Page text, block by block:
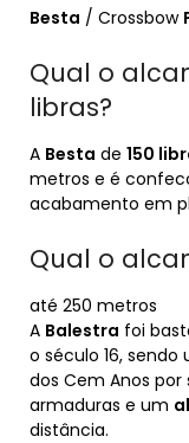
Besta / Crossbow
Qual o
libras?
A Besta de 150
metros e é
acabamento em
Qual o
até 250 metros
A Balestra foi
o século 16,
dos Cem Anos
armaduras e um
distância.